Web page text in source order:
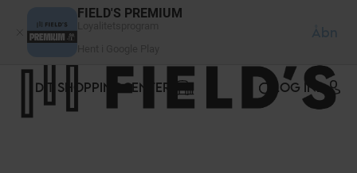
FIELD'S PREMIUM
Åbn
DIT SHOPPINGCENTER LOG IND
CCookie-styringspanel